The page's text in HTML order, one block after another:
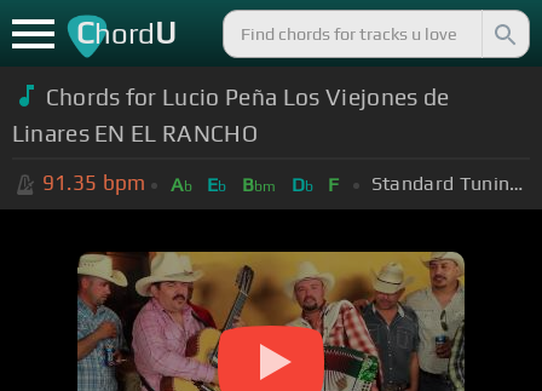
ChordU
Chords for Lucio Peña Los Viejones de
Linares EN EL RANCHO
91.35 bpm Ab Eb Bbm Db F Standard Tuning (EADGBE)